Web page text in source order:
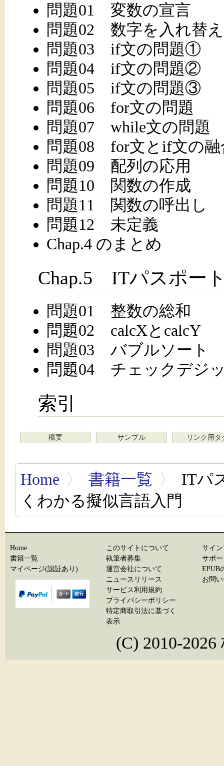
問題01 変数の宣言
問題02 数字を入れ替
問題03 if文の問題①
問題04 if文の問題②
問題05 if文の問題③
問題06 for文の問題
問題07 while文の問題
問題08 for文とif文の融
問題09 配列の応用
問題10 関数の作成
問題11 関数の呼出し
問題12 未定義
Chap.4 のまとめ
Chap.5 ITパスポー
問題01 整数の総和
問題02 calcXとcalcY
問題03 バブルソート
問題04 チェックデジ
索引
概要 サンプル リンク用タ
Home 〉 書籍一覧 〉
ITパ
くわかる擬似言語入門
Home
書籍一覧
マイページ(認証あり)
このサイトについて
執筆者募集
運営会社について
ニュースリリース
サービス利用規約
プライバシーポリシー
特定商取引法に基づく
表示
サイ
サポ
EPUB
お問
(C) 2010-